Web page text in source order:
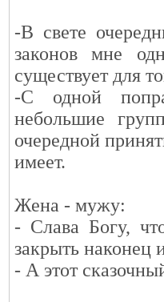
-В свете
законов мне
существует для
-С одной
небольшие
очередной
имеет.
Жена - мужу:
- Слава Богу,
закрыть наконец
- А этот